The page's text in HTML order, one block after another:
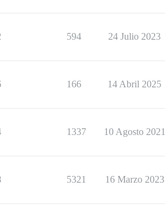
594 24 Julio 2023
166 14 Abril 2025
1337 10 Agosto 2021
5321 16 Marzo 2023